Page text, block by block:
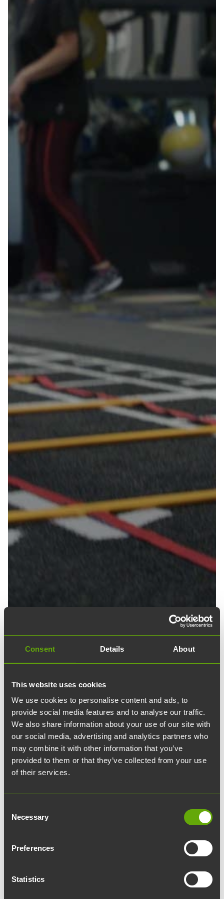
Consent Details About
This website uses cookies
We use cookies to personalise content and ads, to
provide social media features and to analyse our traffic.
We also share information about your use of our site with
our social media, advertising and analytics partners who
may combine it with other information that you’ve
provided to them or that they’ve collected from your use
of their services.
Selection
Necessary
Preferences
Statistics
articleUutiset 04.01.2024
Tällaista on Tiedepuiston
treeneissä – katso video
Tiesitkö, että Teknologiakiinteistöt järjestää
treenejä? Katso sivun alaosasta video, jolla
kahdeksan asiakastamme kertovat, millaista
treeneissä on ja miksi niissä kannattaa käydä.
Turun Tiedepuistossa on liikuttu
järjestämissä Tiedepuiston treeneissä vuodesta